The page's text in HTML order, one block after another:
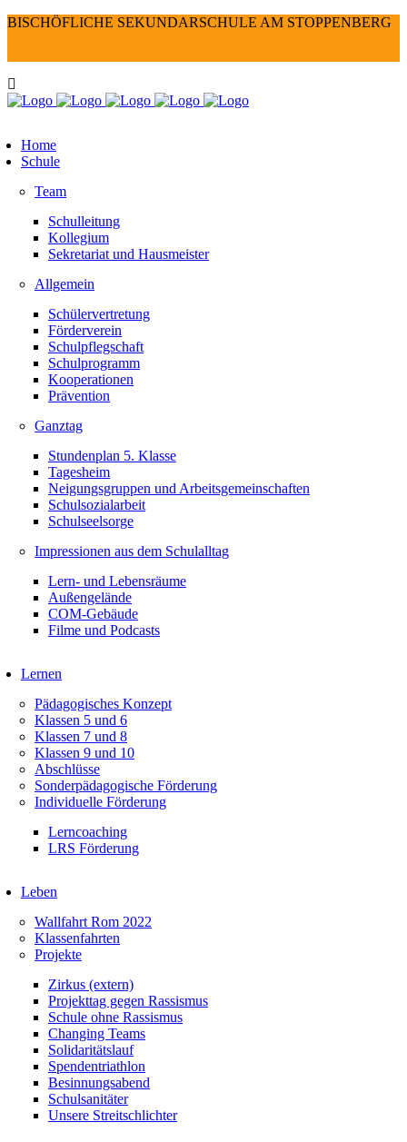
BISCHÖFLICHE SEKUNDARSCHULE AM STOPPENBERG
Home
Schule
Team
Schulleitung
Kollegium
Sekretariat und Hausmeister
Allgemein
Schülervertretung
Förderverein
Schulpflegschaft
Schulprogramm
Kooperationen
Prävention
Ganztag
Stundenplan 5. Klasse
Tagesheim
Neigungsgruppen und Arbeitsgemeinschaften
Schulsozialarbeit
Schulseelsorge
Impressionen aus dem Schulalltag
Lern- und Lebensräume
Außengelände
COM-Gebäude
Filme und Podcasts
Lernen
Pädagogisches Konzept
Klassen 5 und 6
Klassen 7 und 8
Klassen 9 und 10
Abschlüsse
Sonderpädagogische Förderung
Individuelle Förderung
Lerncoaching
LRS Förderung
Leben
Wallfahrt Rom 2022
Klassenfahrten
Projekte
Zirkus (extern)
Projekttag gegen Rassismus
Schule ohne Rassismus
Changing Teams
Solidaritätslauf
Spendentriathlon
Besinnungsabend
Schulsanitäter
Unsere Streitschlichter